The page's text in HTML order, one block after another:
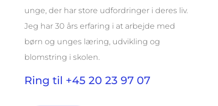
unge, der har store udfordringer i deres liv.
Jeg har 30 års erfaring i at arbejde med
børn og unges læring, udvikling og
blomstring i skolen.
Ring til +45 20 23 97 07